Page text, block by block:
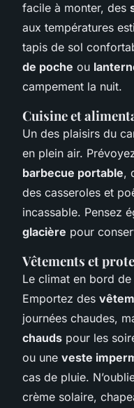
facile à monter, des
aux températures
tapis de sol
de poche ou
campement la nuit.
Cuisine et
Un des plaisirs du
en plein air.
barbecue portable,
des casseroles et
incassable. Pensez
glacière pour
Vêtements et
Le climat en bord
Emportez des
journées chaudes,
chauds pour les
ou une veste
cas de pluie.
crème solaire,